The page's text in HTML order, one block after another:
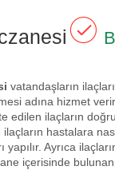
vatandaşların
adına hizmet
edilen ilaçların
ilaçların hastalara
yapılır. Ayrıca
içerisinde